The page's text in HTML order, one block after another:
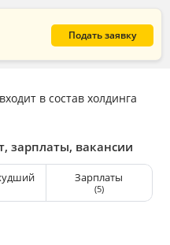
Подать заявку
в состав холдинга
зарплаты, вакансии
Зарплаты
(5)